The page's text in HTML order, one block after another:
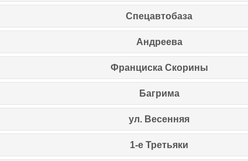
Спецавтобаза
Андреева
Франциска Скорины
Багрима
ул. Весенняя
1-е Третьяки